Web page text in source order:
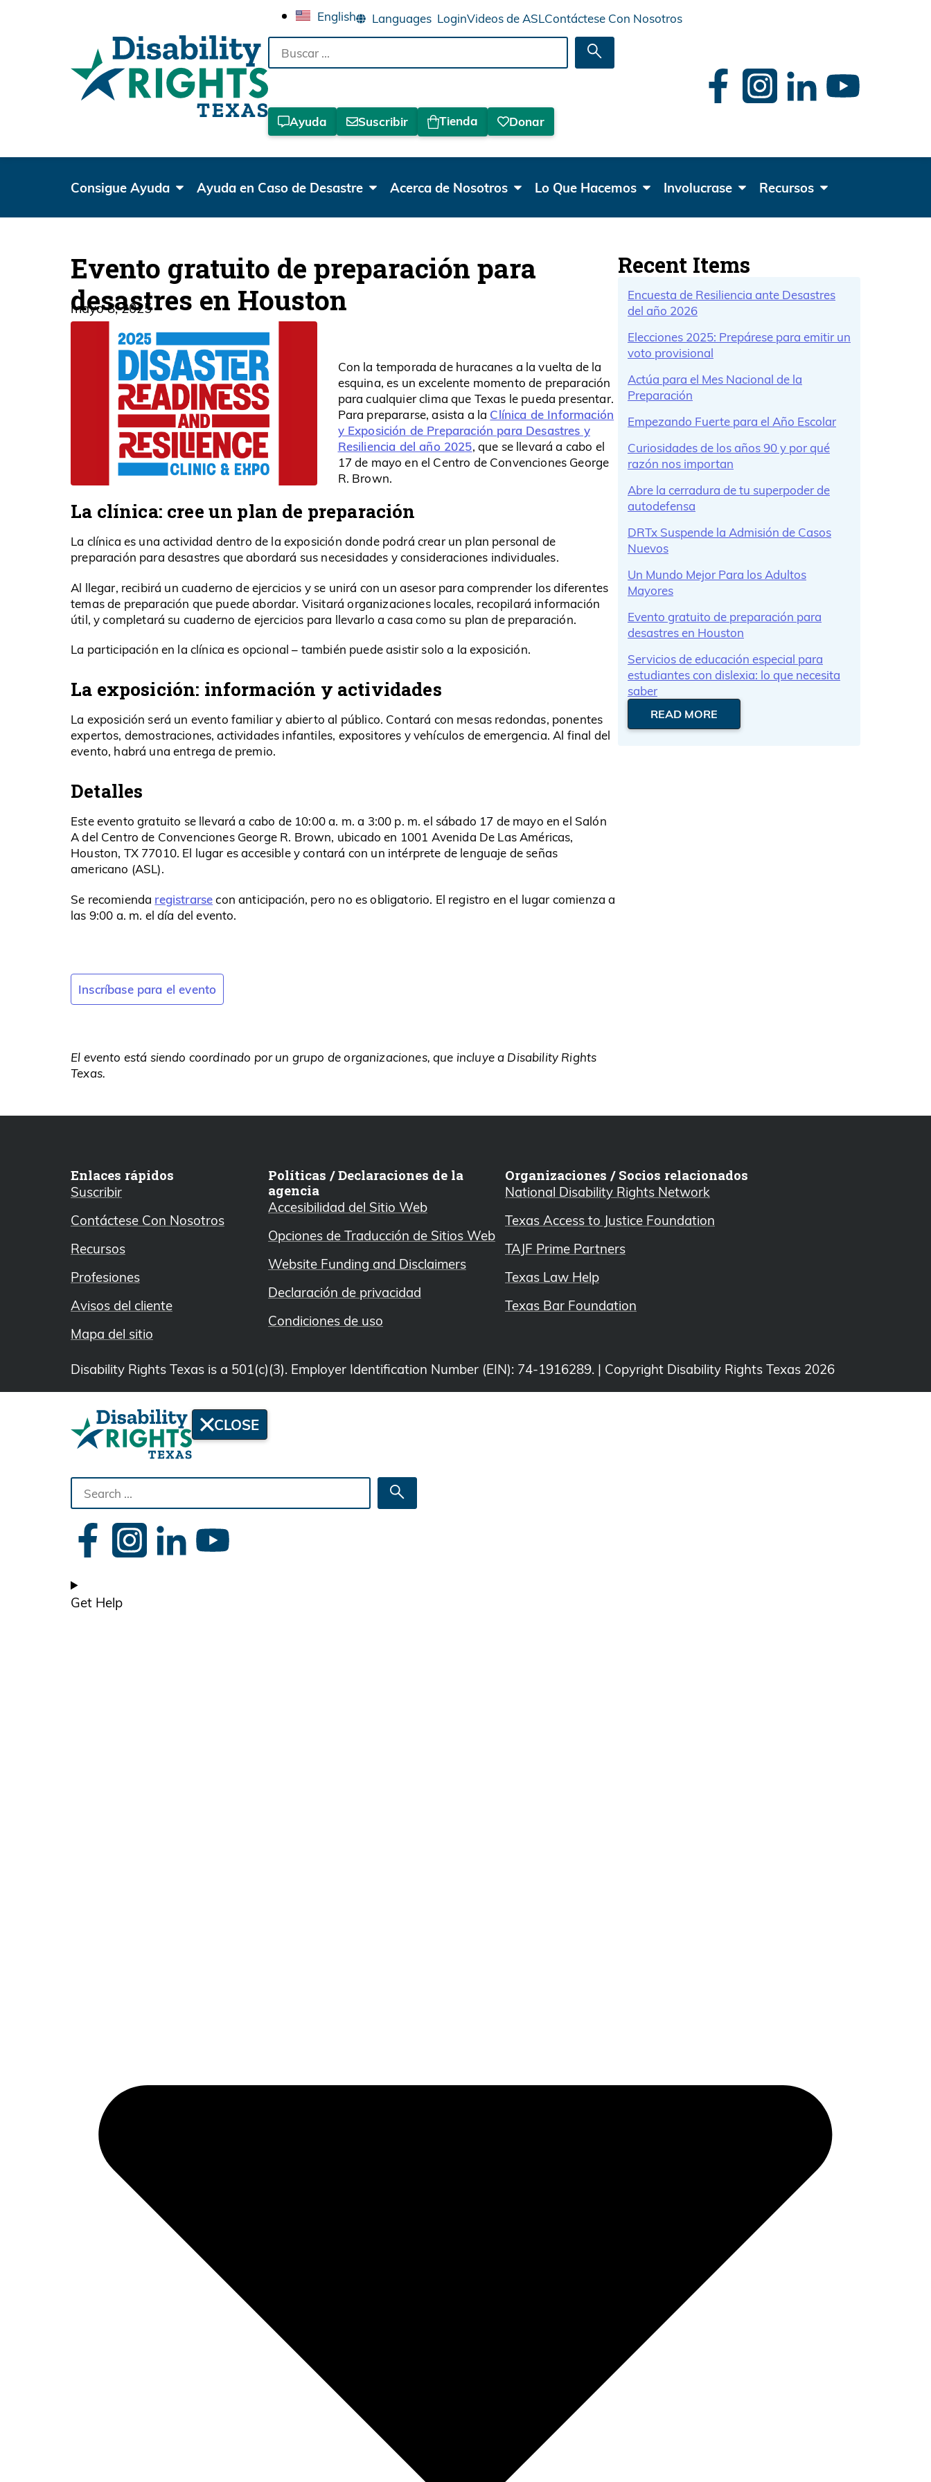
English LoginVideos de ASLContáctese Con Nosotros
Buscar
Ayuda Suscribir Tienda Donar
Consigue Ayuda Ayuda en Caso de Desastre Acerca de Nosotros Lo Que Hacemos Involucrase Recursos
Evento gratuito de preparación para
desastres en Houston
mayo 8, 2025
Con la temporada de huracanes a la vuelta de la
esquina, es un excelente momento de preparación
para cualquier clima que Texas le pueda presentar.
Para prepararse, asista a la Clínica de Información
y Exposición de Preparación para Desastres y
Resiliencia del año 2025, que se llevará a cabo el
17 de mayo en el Centro de Convenciones George
R. Brown.
La clínica: cree un plan de preparación
La clínica es una actividad dentro de la exposición donde podrá crear un plan personal de
preparación para desastres que abordará sus necesidades y consideraciones individuales.
Al llegar, recibirá un cuaderno de ejercicios y se unirá con un asesor para comprender los diferentes
temas de preparación que puede abordar. Visitará organizaciones locales, recopilará información
útil, y completará su cuaderno de ejercicios para llevarlo a casa como su plan de preparación.
La participación en la clínica es opcional – también puede asistir solo a la exposición.
La exposición: información y actividades
La exposición será un evento familiar y abierto al público. Contará con mesas redondas, ponentes
expertos, demostraciones, actividades infantiles, expositores y vehículos de emergencia. Al final del
evento, habrá una entrega de premio.
Detalles
Este evento gratuito se llevará a cabo de 10:00 a. m. a 3:00 p. m. el sábado 17 de mayo en el Salón
A del Centro de Convenciones George R. Brown, ubicado en 1001 Avenida De Las Américas,
Houston, TX 77010. El lugar es accesible y contará con un intérprete de lenguaje de señas
americano (ASL).
Se recomienda registrarsecon anticipación, pero no es obligatorio. El registro en el lugar comienza a
las 9:00 a. m. el día del evento.
Inscríbase para el evento
El evento está siendo coordinado por un grupo de organizaciones, que incluye a Disability Rights
Texas.
Recent Items
Encuesta de Resiliencia ante Desastres
del año 2026
Elecciones 2025: Prepárese para emitir un
voto provisional
Actúa para el Mes Nacional de la
Preparación
Empezando Fuerte para el Año Escolar
Curiosidades de los años 90 y por qué
razón nos importan
Abre la cerradura de tu superpoder de
autodefensa
DRTx Suspende la Admisión de Casos
Nuevos
Un Mundo Mejor Para los Adultos
Mayores
Evento gratuito de preparación para
desastres en Houston
Servicios de educación especial para
estudiantes con dislexia: lo que necesita
saber
READ MORE
Enlaces rápidos
Suscribir
Contáctese Con Nosotros
Recursos
Profesiones
Avisos del cliente
Mapa del sitio
Políticas / Declaraciones de la
agencia
Accesibilidad del Sitio Web
Opciones de Traducción de Sitios Web
Website Funding and Disclaimers
Declaración de privacidad
Condiciones de uso
Organizaciones / Socios relacionados
National Disability Rights Network
Texas Access to Justice Foundation
TAJF Prime Partners
Texas Law Help
Texas Bar Foundation
Disability Rights Texas is a 501(c)(3). Employer Identification Number (EIN): 74-1916289. | Copyright Disability Rights Texas 2026
CLOSE
Search
the
site
Get Help